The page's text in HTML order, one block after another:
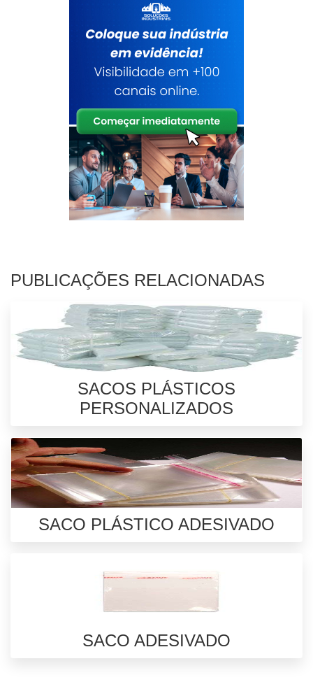
PUBLICAÇÕES RELACIONADAS
SACOS PLÁSTICOS
PERSONALIZADOS
SACO PLÁSTICO ADESIVADO
SACO ADESIVADO